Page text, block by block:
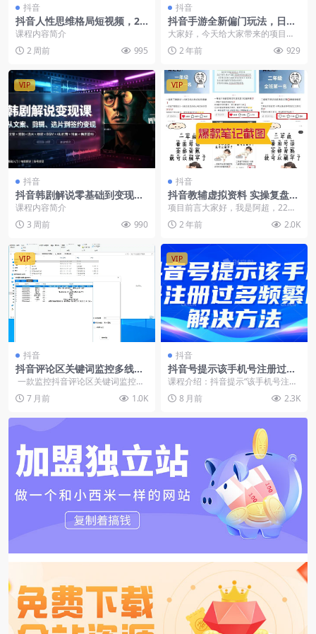
抖音
抖音人性思维格局短视频，20
万粉博主亲授封面字幕AI提示
词带货变现
课程内容简介
2 周前
995
抖音
抖音手游全新偏门玩法，日入
3000+，揭秘大佬玩法
大家好，今天给大家带来的项目
是：抖音手游全新偏门玩法，日入3
000+，揭秘大佬玩...
2 年前 929
VIP
抖音
抖音韩剧解说零基础到变现，
爆款文案剪辑素材版权配音A
U音频封面精选签约
课程内容简介
3 周前
990
VIP
抖音
抖音教辅虚拟资料 实操复盘
从拥挤赛道中打通的小众搬运
玩法详解
项目前言大家好，我是阿超，22年
大学毕业后，通过校招做了一年多
销售，23下半年裸...
2 年前 2.0K
VIP
抖音
抖音评论区关键词监控多线程
软件，适合评论区截流
一款监控抖音评论区关键词监控的
多线程软件，指定视频有对应关键
词回复后...
7 月前 1.0K
VIP
抖音
抖音号提示该手机号注册过多
频繁的解决方法
课程介绍：抖音提示“该手机号注册
过多，操作频繁”通常是平台为防止
滥用账号而设置的...
8 月前 2.3K